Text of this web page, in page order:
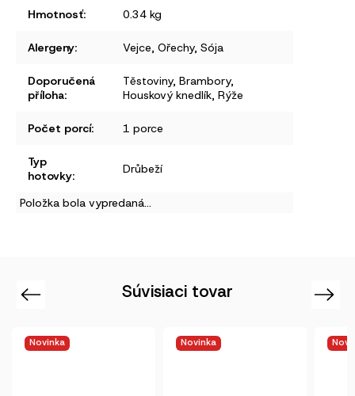
Hmotnosť: 0.34 kg
Alergeny: Vejce, Ořechy, Sója
Doporučená
příloha:
Těstoviny, Brambory,
Houskový knedlík, Rýže
Počet porcí: 1 porce
Typ
hotovky: Drůbeží
Položka bola vypredaná…
Súvisiaci tovar
Previous
Novinka Novinka
Next